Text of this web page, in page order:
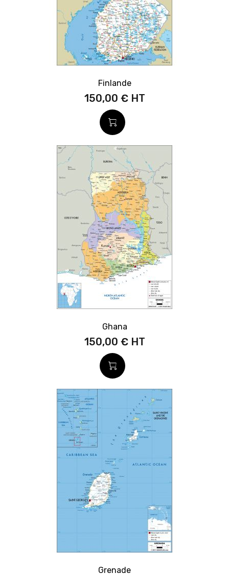
Finlande
150,00 €
Ghana
150,00 €
Grenade